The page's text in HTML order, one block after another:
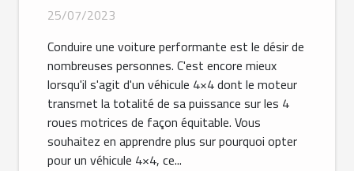
25/07/2023
Conduire une voiture performante est le désir de
nombreuses personnes. C'est encore mieux
lorsqu'il s'agit d'un véhicule 4×4 dont le moteur
transmet la totalité de sa puissance sur les 4
roues motrices de façon équitable. Vous
souhaitez en apprendre plus sur pourquoi opter
pour un véhicule 4×4, ce...